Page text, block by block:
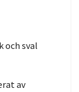
och sval
av